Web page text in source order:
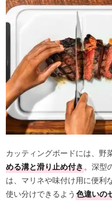
カッティングボードには、野
める溝と滑り止め付き。深型
は、マリネや味付け用に便利
使い分けできるよう 色違いの